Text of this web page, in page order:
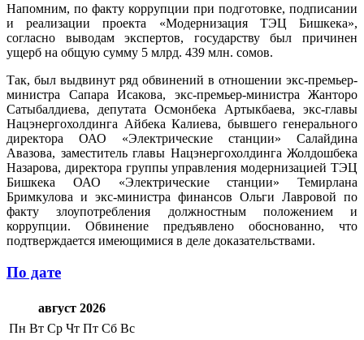
Напомним, по факту коррупции при подготовке, подписании
и реализации проекта «Модернизация ТЭЦ Бишкека»,
согласно выводам экспертов, государству был причинен
ущерб на общую сумму 5 млрд. 439 млн. сомов.
Так, был выдвинут ряд обвинений в отношении экс-премьер-
министра Сапара Исакова, экс-премьер-министра Жанторо
Сатыбалдиева, депутата Осмонбека Артыкбаева, экс-главы
Нацэнергохолдинга Айбека Калиева, бывшего генерального
директора ОАО «Электрические станции» Салайдина
Авазова, заместитель главы Нацэнергохолдинга Жолдошбека
Назарова, директора группы управления модернизацией ТЭЦ
Бишкека ОАО «Электрические станции» Темирлана
Бримкулова и экс-министра финансов Ольги Лавровой по
факту злоупотребления должностным положением и
коррупции. Обвинение предъявлено обоснованно, что
подтверждается имеющимися в деле доказательствами.
По дате
август 2026
Пн Вт Ср Чт Пт Сб Вс